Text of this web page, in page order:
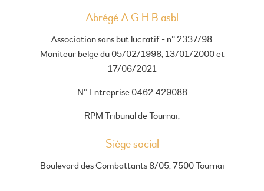
Abrégé A.G.H.B asbl
Association sans but lucratif - n° 2337/98.
Moniteur belge du 05/02/1998, 13/01/2000 et
17/06/2021
N° Entreprise 0462 429088
RPM Tribunal de Tournai,
Siège social
Boulevard des Combattants 8/05, 7500 Tournai